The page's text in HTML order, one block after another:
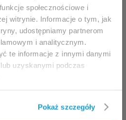
społecznościowe i
witrynie. Informacje o tym, jak
udostępniamy partnerom
i analitycznym.
te informacje z innymi danymi
uzyskanymi podczas
Pokaż szczegóły
dla klinicystów
oraz pracowników służby
witryny, niniejszym
/ fizjoterapeutą/
badany mięsień.